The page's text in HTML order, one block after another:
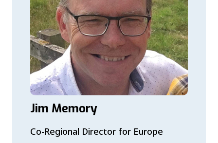
Jim Memory
Co-Regional Director for Europe